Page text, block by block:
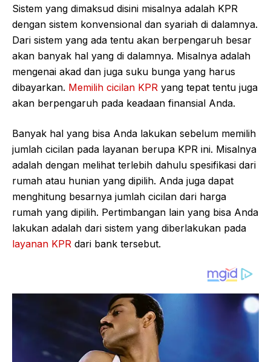
Sistem yang dimaksud disini misalnya adalah KPR
dengan sistem konvensional dan syariah di dalamnya.
Dari sistem yang ada tentu akan berpengaruh besar
akan banyak hal yang di dalamnya. Misalnya adalah
mengenai akad dan juga suku bunga yang harus
dibayarkan. Memilih cicilan KPR yang tepat tentu juga
akan berpengaruh pada keadaan finansial Anda.
Banyak hal yang bisa Anda lakukan sebelum memilih
jumlah cicilan pada layanan berupa KPR ini. Misalnya
adalah dengan melihat terlebih dahulu spesifikasi dari
rumah atau hunian yang dipilih. Anda juga dapat
menghitung besarnya jumlah cicilan dari harga
rumah yang dipilih. Pertimbangan lain yang bisa Anda
lakukan adalah dari sistem yang diberlakukan pada
layanan KPR dari bank tersebut.